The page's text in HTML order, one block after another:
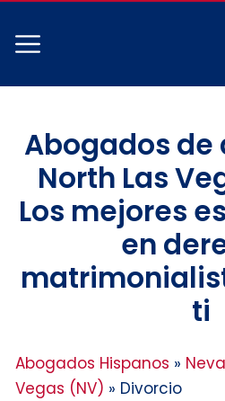
Abogados de
North Las
Los mejores
en
ti
Abogados Hispanos »
Vegas (NV) » Divorcio